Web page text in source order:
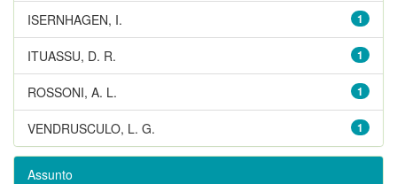
1
ISERNHAGEN, I.
1
ITUASSU, D. R.
1
ROSSONI, A. L.
1
VENDRUSCULO, L. G.
Assunto